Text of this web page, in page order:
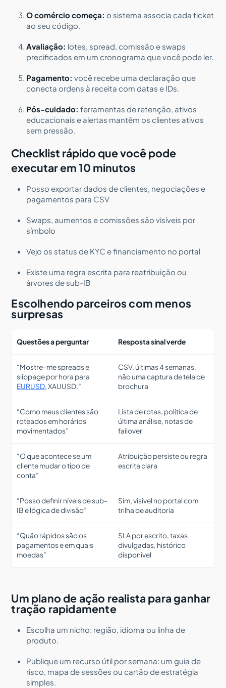
O comércio começa: o sistema associa cada ticket
ao seu código.
Avaliação: lotes, spread, comissão e swaps
precificados em um cronograma que você pode ler.
Pagamento: você recebe uma declaração que
conecta ordens à receita com datas e IDs.
Pós-cuidado: ferramentas de retenção, ativos
educacionais e alertas mantêm os clientes ativos
sem pressão.
Checklist rápido que você pode
executar em 10 minutos
Posso exportar dados de clientes, negociações e
pagamentos para CSV
Swaps, aumentos e comissões são visíveis por
símbolo
Vejo os status de KYC e financiamento no portal
Existe uma regra escrita para reatribuição ou
árvores de sub-IB
Escolhendo parceiros com menos
surpresas
Questões a perguntar Resposta sinal verde
“Mostre-me spreads e
slippage por hora para
EURUSD, XAUUSD.”
CSV, últimas 4 semanas,
não uma captura de tela de
brochura
“Como meus clientes são
roteados em horários
movimentados”
Lista de rotas, política de
última análise, notas de
failover
“O que acontece se um
cliente mudar o tipo de
conta”
Atribuição persiste ou regra
escrita clara
“Posso definir níveis de sub-
IB e lógica de divisão”
Sim, visível no portal com
trilha de auditoria
“Quão rápidos são os
pagamentos e em quais
moedas”
SLA por escrito, taxas
divulgadas, histórico
disponível
Um plano de ação realista para ganhar
tração rapidamente
Escolha um nicho: região, idioma ou linha de
produto.
Publique um recurso útil por semana: um guia de
risco, mapa de sessões ou cartão de estratégia
simples.